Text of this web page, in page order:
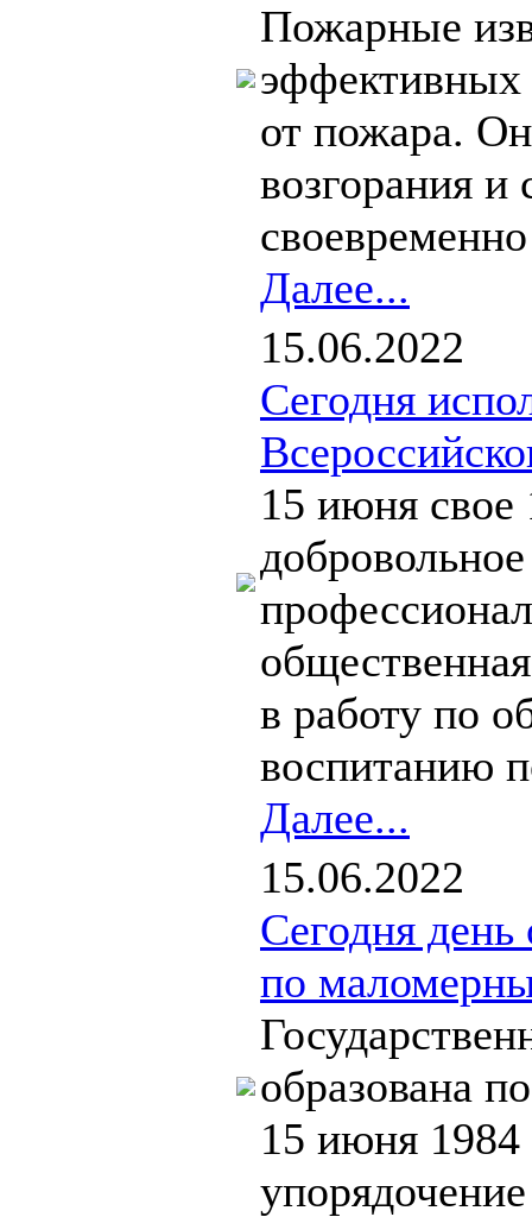
Пожарные
эффективных
от пожара.
возгорания
Далее...
15.06.2022
Сегодня
15 июня свое
в работу по
воспитанию
Далее...
15.06.2022
Сегодня день
по
образована
15 июня 1984